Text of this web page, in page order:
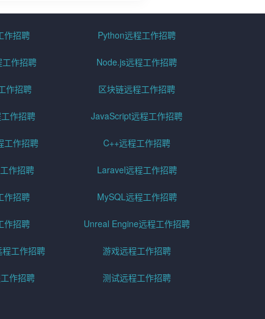
作招聘 Python远程工作招聘
作招聘 Node.js远程工作招聘
作招聘 区块链远程工作招聘
作招聘 JavaScript远程工作招聘
工作招聘 C++远程工作招聘
作招聘 Laravel远程工作招聘
作招聘 MySQL远程工作招聘
作招聘 Unreal Engine远程工作招聘
工作招聘 游戏远程工作招聘
作招聘 测试远程工作招聘